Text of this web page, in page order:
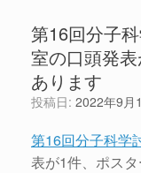
第16回分子
室の口頭発
あります
投稿日: 2022年9月
第16回分子科学
表が1件、ポスタ